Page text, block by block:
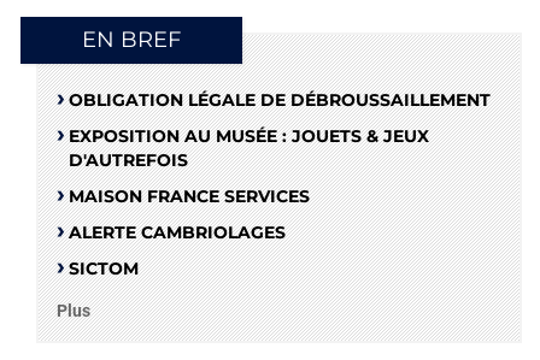
EN BREF
OBLIGATION LÉGALE DE DÉBROUSSAILLEMENT
EXPOSITION AU MUSÉE : JOUETS & JEUX
D'AUTREFOIS
MAISON FRANCE SERVICES
ALERTE CAMBRIOLAGES
SICTOM
Plus